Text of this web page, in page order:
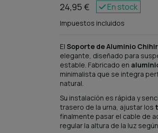
24,95 € En stock
Impuestos incluidos
El Soporte de Aluminio
elegante, diseñado para
estable. Fabricado en
minimalista que se integra
natural.
Su instalación es rápida y
trasero de la urna, ajustar los
finalmente pasar el cable de
regular la altura de la luz